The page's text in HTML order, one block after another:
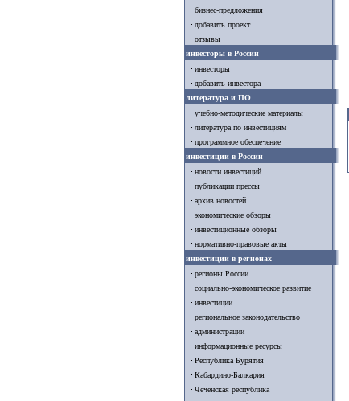
бизнес-предложения
добавить проект
отзывы
инвесторы в России
инвесторы
добавить инвестора
литература и ПО
учебно-методические материалы
литература по инвестициям
программное обеспечение
инвестиции в России
новости инвестиций
публикации прессы
архив новостей
экономические обзоры
инвестиционные обзоры
нормативно-правовые акты
инвестиции в регионах
регионы России
социально-экономическое развитие
инвестиции
региональное законодательство
администрации
информационные ресурсы
Республика Бурятия
Кабардино-Балкария
Чеченская республика